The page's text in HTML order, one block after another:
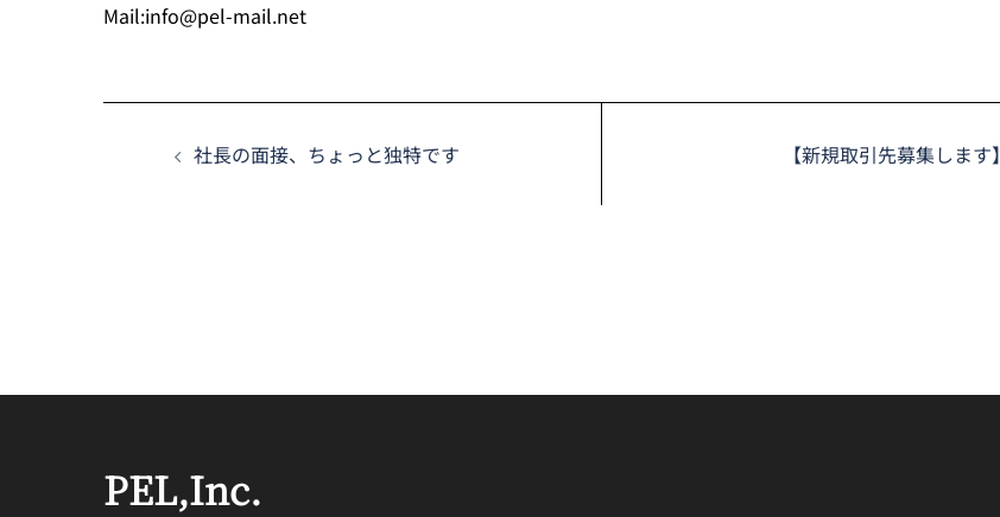
Mail:info@pel-mail.net
社長の面接、ちょっと独特です 【新規取引先募集します】
PEL,Inc.